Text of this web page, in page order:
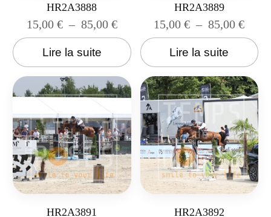
HR2A3888
15,00 € – 85,00 €
Lire la suite
HR2A3889
15,00€ – 85,00€
Lire la suite
HR2A3891 HR2A3892